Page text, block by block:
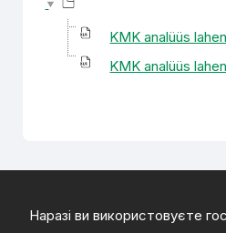
KMK analüüs
KMK analüüs
Наразі ви використовуєте